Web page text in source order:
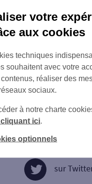
sur
votre
aux cookies
techniques
souhaitent avec votre
réaliser des
sociaux.
à notre charte
ici
optionnels